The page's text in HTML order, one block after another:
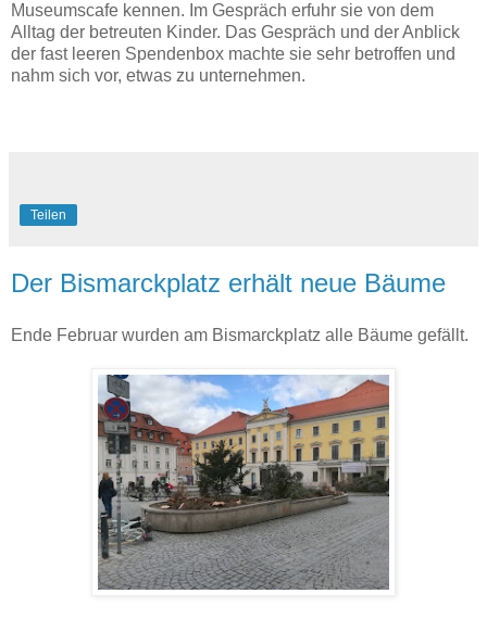
Museumscafe kennen. Im Gespräch erfuhr sie von dem
Alltag der betreuten Kinder. Das Gespräch und der Anblick
der fast leeren Spendenbox machte sie sehr betroffen und
nahm sich vor, etwas zu unternehmen.
Teilen
Der Bismarckplatz erhält neue Bäume
Ende Februar wurden am Bismarckplatz alle Bäume gefällt.